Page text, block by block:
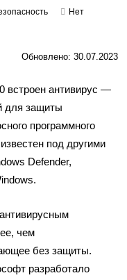
Нет
Обновлено: 30.07.2023
встроен антивирус —
для защиты
программного
под другими
Defender,
чем
без защиты.
разработало